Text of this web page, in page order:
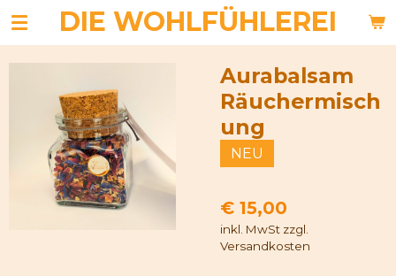
Zum
DIE WOHLFÜHLEREI
Aurabalsam
Räuchermisch
ung
NEU
€ 15,00
inkl. MwSt zzgl.
Versandkosten